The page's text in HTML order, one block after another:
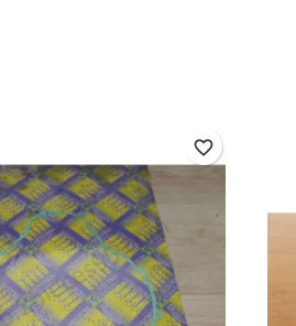
favorite_border